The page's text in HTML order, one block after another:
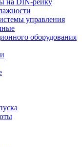
на DIN-рейку
управления
оборудования